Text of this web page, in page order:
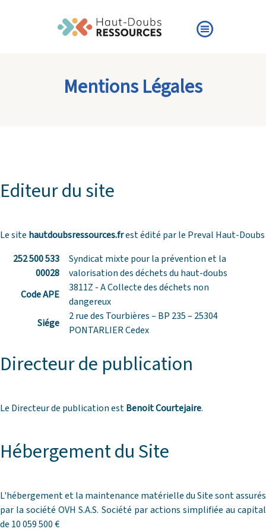
Mentions Légales
Editeur du site
Le site hautdoubsressources.frest édité par le Preval Haut-Doubs
252 500 533
00028
Syndicat mixte pour la prévention et la
valorisation des déchets du haut-doubs
Code APE
3811Z - A Collecte des déchets non
dangereux
Siége
2 rue des Tourbières – BP 235 – 25304
PONTARLIER Cedex
Directeur de publication
Le Directeur de publication estBenoit Courtejaire.
Hébergement du Site
L'hébergement et la maintenance matérielle du Site sont assurés
par la société OVH S.A.S. Société par actions simplifiée au capital
de 10 059 500 €